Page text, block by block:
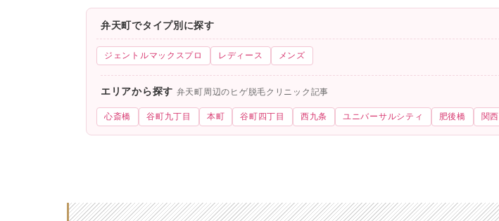
弁天町でタイプ別に探す
ジェントルマックスプロ レディース メンズ
エリアから探す 弁天町周辺のヒゲ脱毛クリニック記事
心斎橋 谷町九丁目 本町 谷町四丁目 西九条 ユニバーサルシティ 肥後橋 関西